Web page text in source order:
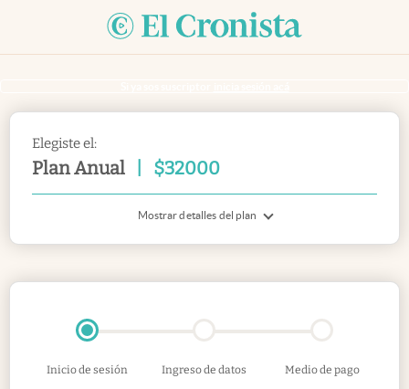
Elegiste el:
Plan Anual $32000
Mostrar detalles del plan
Inicio de sesión Ingreso de datos Medio de pago